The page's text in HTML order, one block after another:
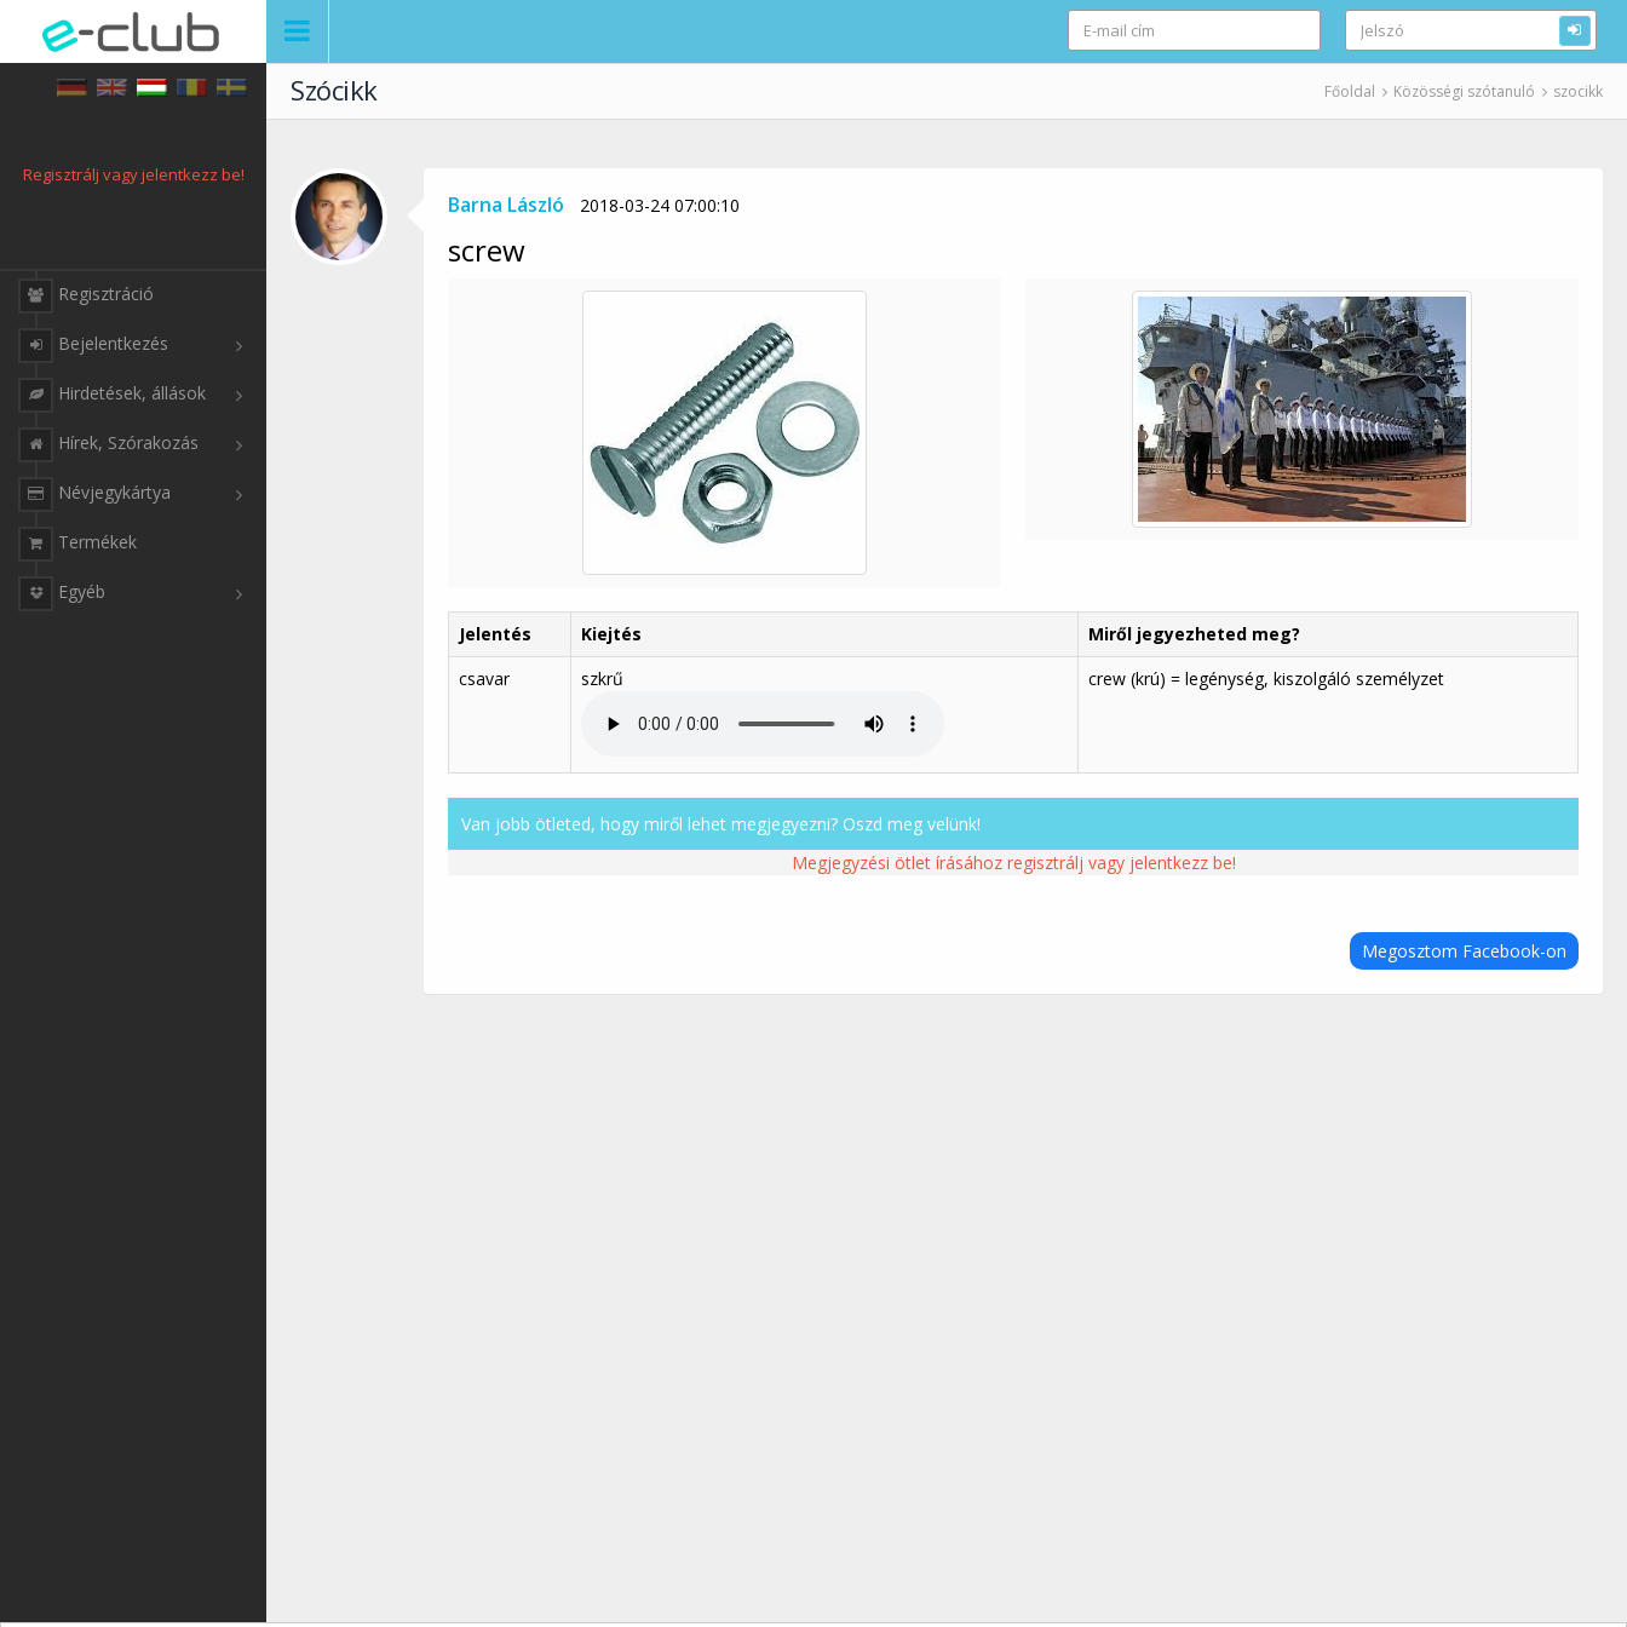
Regisztrálj vagy jelentkezz be!
Regisztráció
Bejelentkezés
Hirdetések, állások
Hírek, Szórakozás
Névjegykártya
Termékek
Egyéb
Szócikk Főoldal Közösségi szótanuló szocikk
Barna László 2018-03-24 07:00:10
screw
Jelentés Kiejtés
Miről jegyezheted meg?
csavar
szkrű crew (krú) = legénység, kiszolgáló személyzet
Van jobb ötleted, hogy miről lehet megjegyezni? Oszd meg velünk!
Megjegyzési ötlet írásához regisztrálj vagy jelentkezz be!
Megosztom Facebook-on